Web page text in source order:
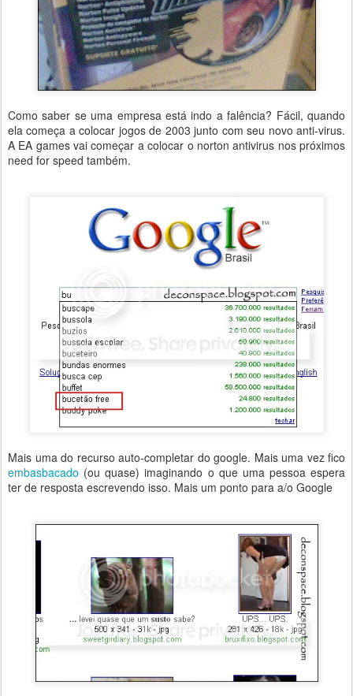
Como saber se uma empresa está indo a falência? Fácil, quando
ela começa a colocar jogos de 2003 junto com seu novo anti-virus.
A EA games vai começar a colocar o norton antivirus nos próximos
need for speed também.
Mais uma do recurso auto-completar do google. Mais uma vez fico
embasbacado (ou quase) imaginando o que uma pessoa espera
ter de resposta escrevendo isso. Mais um ponto para a/o Google